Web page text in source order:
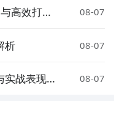
高效打法
08-07
析 08-07
战表现评
08-07